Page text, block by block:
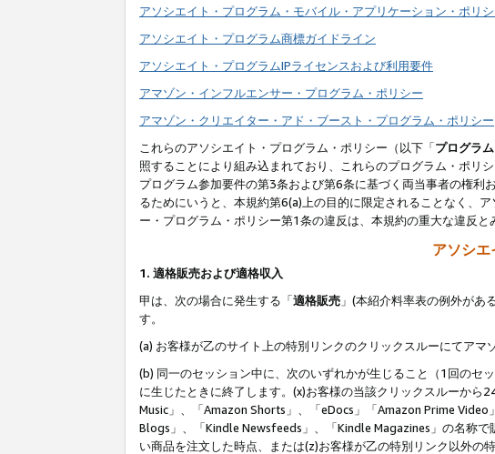
アソシエイト・プログラム・モバイル・アプリケーション・ポリ
アソシエイト・プログラム商標ガイドライン
アソシエイト・プログラムIPライセンスおよび利用要件
アマゾン・インフルエンサー・プログラム・ポリシー
アマゾン・クリエイター・アド・ブースト・プログラム・ポリシー
これらのアソシエイト・プログラム・ポリシー（以下「プログラ
照することにより組み込まれており、これらのプログラム・ポリ
プログラム参加要件の第3条および第6条に基づく両当事者の権利
るためにいうと、本規約第6(a)上の目的に限定されることなく、
ー・プログラム・ポリシー第1条の違反は、本規約の重大な違反と
アソシ
1. 適格販売および適格収入
甲は、次の場合に発生する「適格販売 」(本紹介料率表の例外があ
す。
(a) お客様が乙のサイト上の特別リンクのクリックスルーにてアマ
(b) 同一のセッション中に、次のいずれかが生じること（1回のセ
に生じたときに終了します。(x)お客様の当該クリックスルーか
Music」、「Amazon Shorts」、「eDocs」「Amazon Prime
Blogs」、「Kindle Newsfeeds」、「Kindle Magazines」の名称
い商品を注文した時点、または(z)お客様が乙の特別リンク以外の